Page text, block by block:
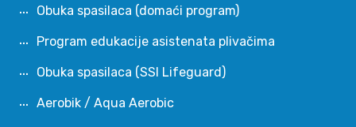
Obuka spasilaca (domaći program)
Program edukacije asistenata plivačima
Obuka spasilaca (SSI Lifeguard)
Aerobik / Aqua Aerobic